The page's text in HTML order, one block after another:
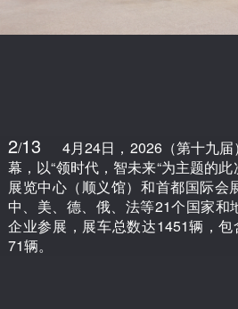
2/13
4月24日，2026（第十九
幕，以“领时代，智未来“为主题的
展览中心（顺义馆）和首都国际会
中、美、德、俄、法等21个国家和
企业参展，展车总数达1451辆，
71辆。